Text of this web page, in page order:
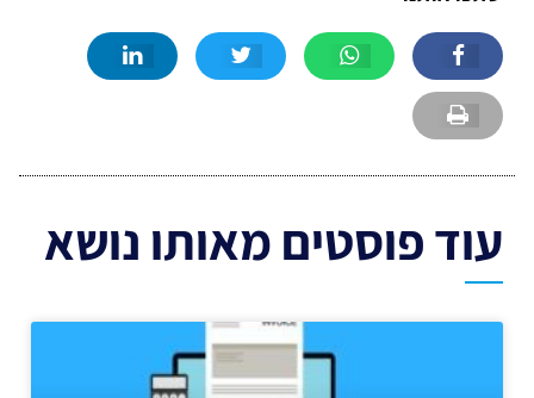
עוד פוסטים מאותו נושא